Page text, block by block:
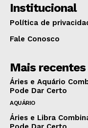
Institucional
Política de
Fale Conosco
Mais recentes
Áries e Aquário
Pode Dar Certo
AQUÁRIO
Áries e Libra